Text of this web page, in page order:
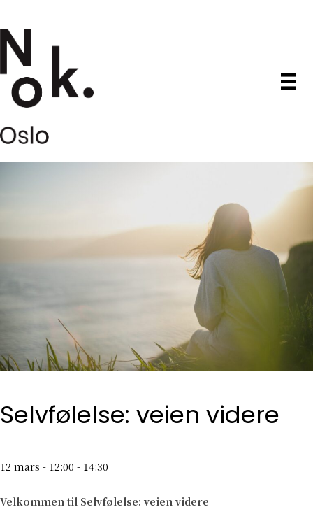
Selvfølelse: veien videre
12 mars - 12:00 - 14:30
Velkommen til Selvfølelse: veien videre